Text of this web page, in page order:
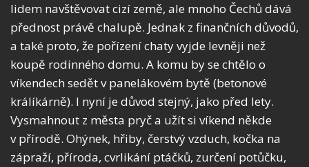
lidem navštěvovat cizí země, ale mnoho Čechů dává
přednost právě chalupě. Jednak z finančních důvodů,
a také proto, že pořízení chaty vyjde levněji než
koupě rodinného domu. A komu by se chtělo o
víkendech sedět v panelákovém bytě (betonové
králíkárně). I nyní je důvod stejný, jako před lety.
Vysmahnout z města pryč a užít si víkend někde
v přírodě. Ohýnek, hřiby, čerstvý vzduch, kočka na
zápraží, příroda, cvrlikání ptáčků, zurčení potůčku,